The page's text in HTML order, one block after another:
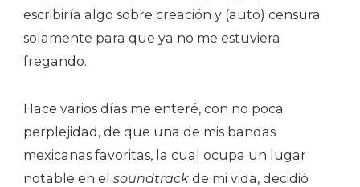
escribiría algo sobre creación y (auto) censura
solamente para que ya no me estuviera
fregando.
Hace varios días me enteré, con no poca
perplejidad, de que una de mis bandas
mexicanas favoritas, la cual ocupa un lugar
notable en el soundtrack de mi vida, decidió